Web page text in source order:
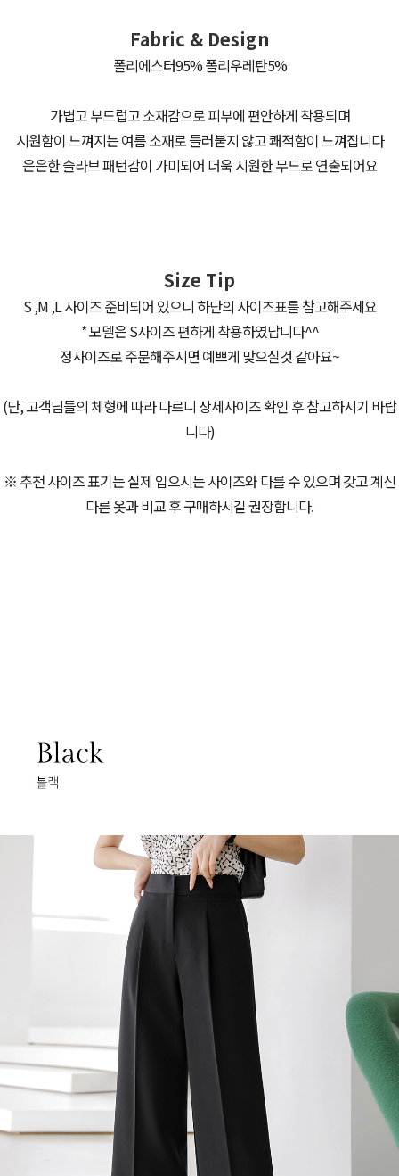
Fabric & Design
폴리에스터95% 폴리우레탄5%
가볍고 부드럽고 소재감으로 피부에 편안하게 착용되며
시원함이 느껴지는 여름 소재로 들러붙지 않고 쾌적함이 느껴집니다
은은한 슬라브 패턴감이 가미되어 더욱 시원한 무드로 연출되어요
Size Tip
S ,M ,L 사이즈 준비되어 있으니 하단의 사이즈표를 참고해주세요
* 모델은 S사이즈 편하게 착용하였답니다^^
정사이즈로 주문해주시면 예쁘게 맞으실것 같아요~
(단, 고객님들의 체형에 따라 다르니 상세사이즈 확인 후 참고하시기 바랍
니다)
※ 추천 사이즈 표기는 실제 입으시는 사이즈와 다를 수 있으며 갖고 계신
다른 옷과 비교 후 구매하시길 권장합니다.